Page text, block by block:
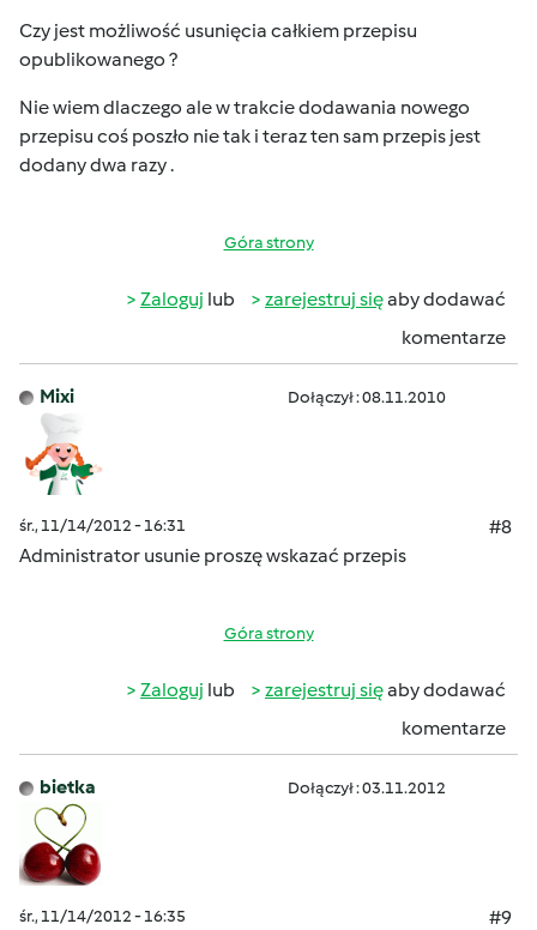
Czy jest możliwość usunięcia całkiem przepisu
opublikowanego ?
Nie wiem dlaczego ale w trakcie dodawania nowego
przepisu coś poszło nie tak i teraz ten sam przepis jest
dodany dwa razy .
Góra strony
Zaloguj lub zarejestruj sięaby dodawać
komentarze
Mixi Dołączył : 08.11.2010
śr., 11/14/2012 - 16:31
#8
Administrator usunie proszę wskazać przepis
Góra strony
Zaloguj lub zarejestruj sięaby dodawać
komentarze
bietka Dołączył : 03.11.2012
śr., 11/14/2012 - 16:35
#9